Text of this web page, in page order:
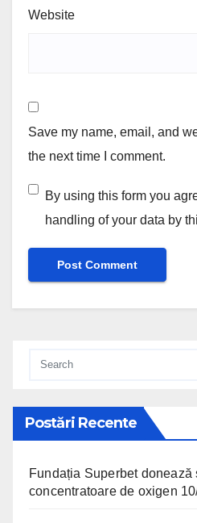
Website
Save my name, email, and
the next time I comment.
By using this form you
handling of your data by
Postări Recente
Fundația Superbet donează
concentratoare de oxigen